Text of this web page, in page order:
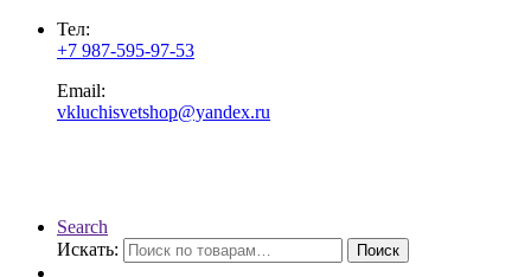
Тел:
+7 987-595-97-53
Email:
vkluchisvetshop@yandex.ru
Search
Искать:
Поиск